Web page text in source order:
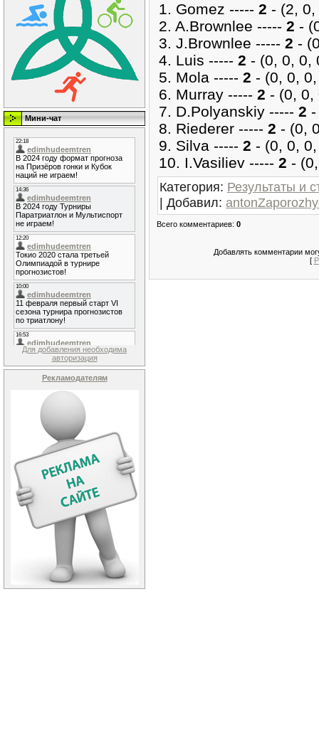
Мини-чат
Для добавления необходима
авторизация
Рекламодателям
1. Gomez ----- 2 - (2,
2. A.Brownlee ----- 2 -
3. J.Brownlee ----- 2 -
4. Luis ----- 2 - (0, 0, 0,
5. Mola ----- 2 - (0, 0,
6. Murray ----- 2 - (0, 0,
7. D.Polyanskiy ----- 2
8. Riederer ----- 2 - (0,
9. Silva ----- 2 - (0, 0,
10. I.Vasiliev ----- 2 -
Категория: Результаты и
| Добавил:
Всего комментариев: 0
Добавлять комментарии
[